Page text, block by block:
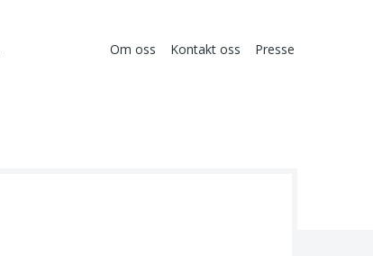
Om oss Kontakt oss Presse